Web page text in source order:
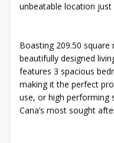
unbeatable location
Boasting 209.50
beautifully designed
features 3 spacious
making it the perfect
use, or high performing
Cana’s most sought